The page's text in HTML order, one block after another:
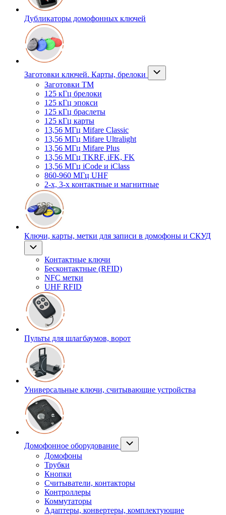
Дубликаторы домофонных ключей
Заготовки ключей. Карты, брелоки
Заготовки ТМ
125 кГц брелоки
125 кГц эпокси
125 кГц браслеты
125 кГц карты
13,56 МГц Mifare Classic
13,56 МГц Mifare Ultralight
13,56 МГц Mifare Plus
13,56 МГц TKRF, iFK, FK
13,56 МГц iCode и iClass
860-960 МГц UHF
2-х, 3-х контактные и магнитные
Ключи, карты, метки для записи в домофоны и СКУД
Контактные ключи
Бесконтактные (RFID)
NFC метки
UHF RFID
Пульты для шлагбаумов, ворот
Универсальные ключи, считывающие устройства
Домофонное оборудование
Домофоны
Трубки
Кнопки
Считыватели, контакторы
Контроллеры
Коммутаторы
Адаптеры, конвертеры, комплектующие